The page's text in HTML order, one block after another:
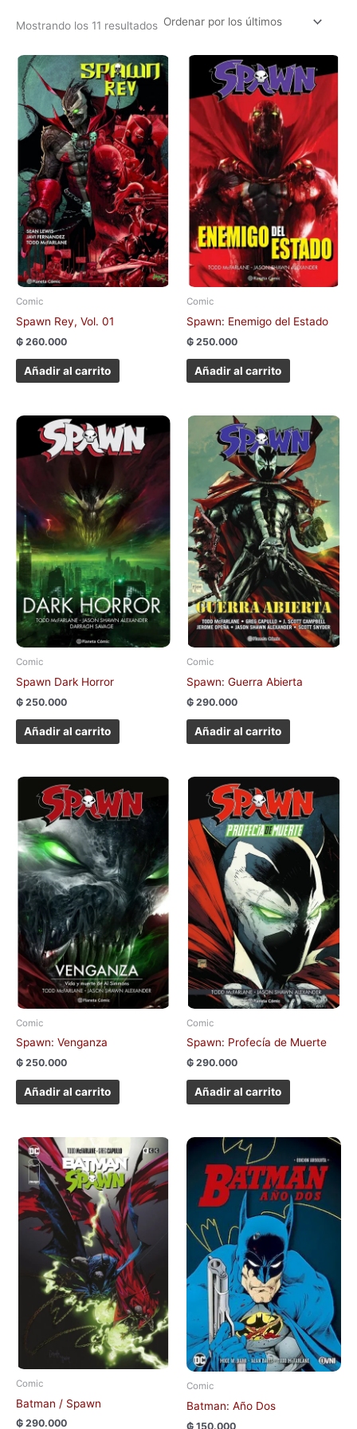
Mostrando los 11 resultados
Comic
Spawn Rey, Vol. 01
₲ 260.000
Añadir al carrito
Comic
Spawn: Enemigo del Estado
₲ 250.000
Añadir al carrito
Comic
Spawn Dark Horror
₲ 250.000
Añadir al carrito
Comic
Spawn: Guerra Abierta
₲ 290.000
Añadir al carrito
Comic
Spawn: Venganza
₲ 250.000
Añadir al carrito
Comic
Spawn: Profecía de Muerte
₲ 290.000
Añadir al carrito
Comic
Batman / Spawn
₲ 290.000
Comic
Batman: Año Dos
₲ 150.000